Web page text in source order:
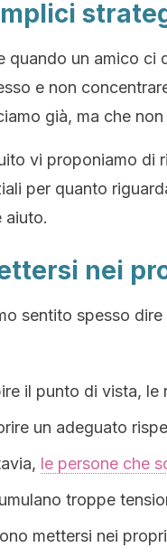
quando un amico ci
e non
già, ma che
vi proponiamo di
per quanto
aiuto.
nei
sentito spesso
il punto di vista, le
un adeguato
le persone che
troppe
mettersi nei